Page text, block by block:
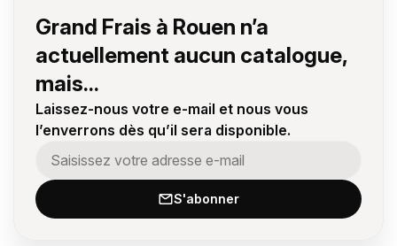
Grand Frais à Rouen n’a
actuellement aucun catalogue,
mais...
Laissez-nous votre e-mail et nous vous
l’enverrons dès qu’il sera disponible.
S'abonner